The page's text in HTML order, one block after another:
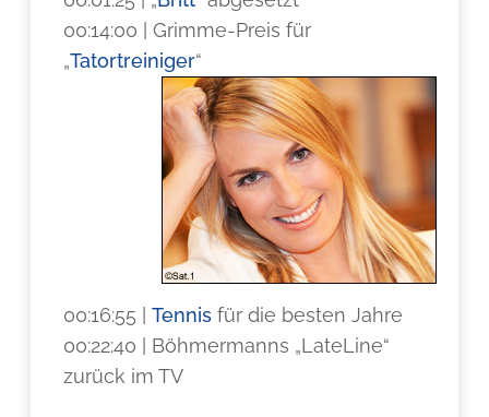
00:14:00 | Grimme-Preis für
„Tatortreiniger“
00:16:55 |Tennis für die besten Jahre
00:22:40 | Böhmermanns „LateLine“
zurück im TV